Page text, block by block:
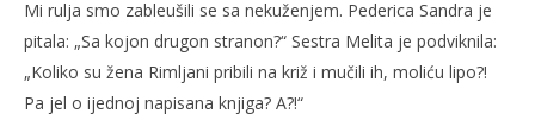
Mi rulja smo zableušili se sa nekuženjem. Pederica Sandra je
pitala: „Sa kojon drugon stranon?“ Sestra Melita je podviknila:
„Koliko su žena Rimljani pribili na križ i mučili ih, moliću lipo?!
Pa jel o ijednoj napisana knjiga? A?!“